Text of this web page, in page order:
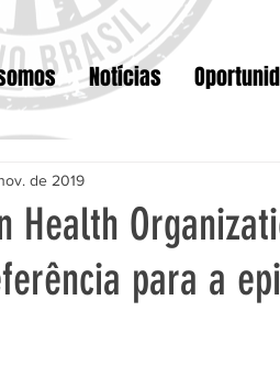
Notícias
Health
para a
de 2019